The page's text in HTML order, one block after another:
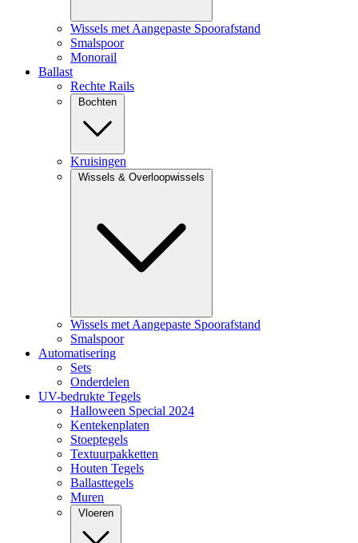
Wissels met Aangepaste Spoorafstand
Smalspoor
Monorail
Ballast
Rechte Rails
Bochten
Kruisingen
Wissels & Overloopwissels
Wissels met Aangepaste Spoorafstand
Smalspoor
Automatisering
Sets
Onderdelen
UV-bedrukte Tegels
Halloween Special 2024
Kentekenplaten
Stoeptegels
Textuurpakketten
Houten Tegels
Ballasttegels
Muren
Vloeren